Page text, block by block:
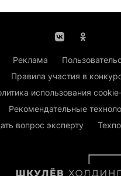
Реклама
Правила участия в
использования
Рекомендательные
вопрос эксперту